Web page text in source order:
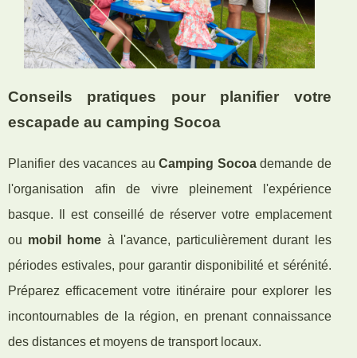
Conseils pratiques pour planifier votre
escapade au camping Socoa
Planifier des vacances auCamping Socoademande de
l'organisation afin de vivre pleinement l'expérience
basque. Il est conseillé de réserver votre emplacement
ou mobil home à l'avance, particulièrement durant les
périodes estivales, pour garantir disponibilité et sérénité.
Préparez efficacement votre itinéraire pour explorer les
incontournables de la région, en prenant connaissance
des distances et moyens de transport locaux.